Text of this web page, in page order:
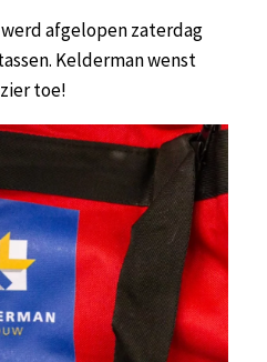
afgelopen zaterdag
Kelderman wenst
toe!